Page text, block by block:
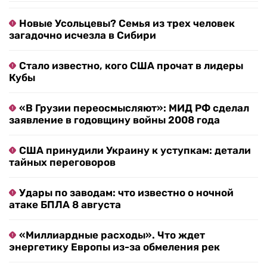
Новые Усольцевы? Семья из трех человек
загадочно исчезла в Сибири
Стало известно, кого США прочат в лидеры
Кубы
«В Грузии переосмысляют»: МИД РФ сделал
заявление в годовщину войны 2008 года
США принудили Украину к уступкам: детали
тайных переговоров
Удары по заводам: что известно о ночной
атаке БПЛА 8 августа
«Миллиардные расходы». Что ждет
энергетику Европы из-за обмеления рек